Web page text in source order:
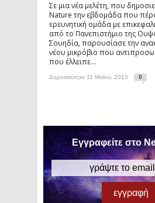
Σε μια νέα μελέτη, που
Nature την εβδομάδα που
ερευνητική ομάδα με
από το Πανεπιστήμιο της
Σουηδία, παρουσίασε την
νέου μικρόβιο που
που έλλειπε...
Δημοσιεύτηκε 11 Μαΐου, 2015 0
Εγγραφείτε στο